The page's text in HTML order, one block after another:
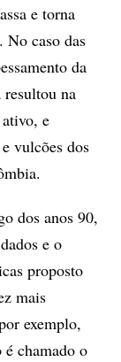
e torna
No caso das
da
na
e
vulcões dos
dos anos 90,
e o
proposto
mais
exemplo,
é chamado o